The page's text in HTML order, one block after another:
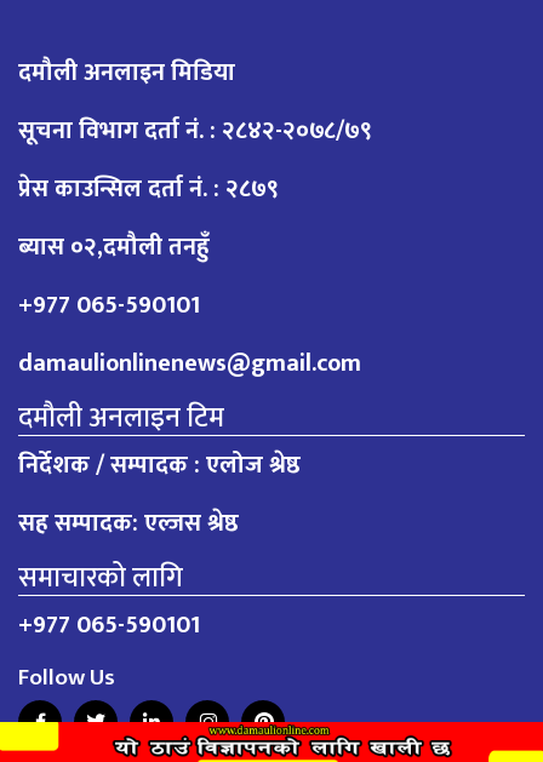
दमौली अनलाइन मिडिया
सूचना विभाग दर्ता नं. : २८४२-२०७८/७९
प्रेस काउन्सिल दर्ता नं. : २८७९
ब्यास ०२,दमौली तनहुँ
+977 065-590101
damaulionlinenews@gmail.com
दमौली अनलाइन टिम
निर्देशक / सम्पादक : एलोज श्रेष्ठ
सह सम्पादक: एल्जस श्रेष्ठ
समाचारको लागि
+977 065-590101
Follow Us